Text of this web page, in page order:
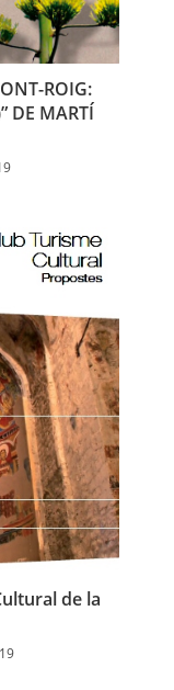
ROIG:
DE MARTÍ
de la